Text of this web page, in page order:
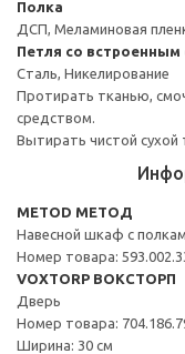
Полка
ДСП, Меламиновая
Петля со встроенным
Сталь, Никелирование
Протирать тканью,
средством.
Вытирать чистой сухой
METOD МЕТОД
Навесной шкаф с
Номер товара:
VOXTORP ВОКСТОРП
Дверь
Номер товара:
Ширина: 30 см